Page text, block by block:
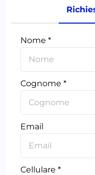
Nome *
Cognome *
Email
Cellulare *